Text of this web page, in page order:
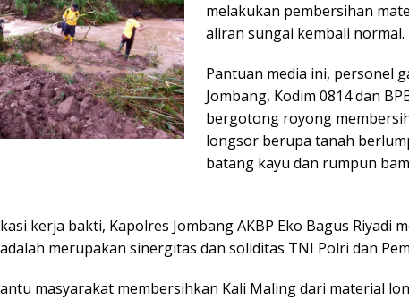
melakukan pembersihan
aliran sungai kembali normal.
Pantuan media ini, personel
Jombang, Kodim 0814 dan
bergotong royong
longsor berupa tanah
batang kayu dan rumpun
kerja bakti, Kapolres Jombang AKBP Eko Bagus Riyadi
merupakan sinergitas dan soliditas TNI Polri dan
masyarakat membersihkan Kali Maling dari material